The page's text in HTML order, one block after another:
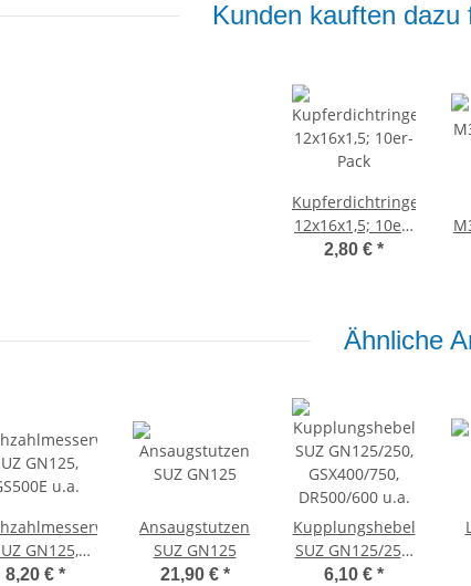
Kunden kauften dazu
Kupferdichtringe
12x16x1,5; 10er-
Pack
2,80 € *
Ähnliche
GN125,
GS500E u.a.
8,20 € *
Ansaugstutzen
SUZ GN125
21,90 € *
Kupplungshebel
SUZ GN125/250,
GSX400/750,
6,10 € *